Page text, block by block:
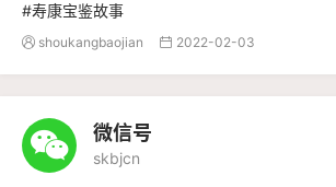
#寿康宝鉴故事
 shoukangbaojian  2022-02-03
 微信号
skbjcn